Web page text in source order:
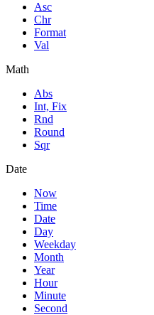
Asc
Chr
Format
Val
Math
Abs
Int, Fix
Rnd
Round
Sqr
Date
Now
Time
Date
Day
Weekday
Month
Year
Hour
Minute
Second